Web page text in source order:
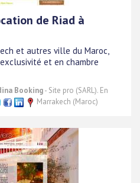
de Riad à
et autres ville du Maroc,
exclusivité et en chambre
Booking- Site pro (SARL). En
Marrakech (Maroc)